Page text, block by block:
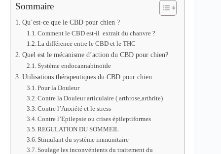
Sommaire
Qu’est-ce que le CBD pour chien ?
Comment le CBD est-il extrait du chanvre ?
La différence entre le CBD et le THC
Quel est le mécanisme d’action du CBD pour chien?
Système endocannabinoïde
Utilisations thérapeutiques du CBD pour chien
Pour la Douleur
Contre la Douleur articulaire ( arthrose,arthrite)
Contre l’Anxiété et le stress
Contre l’Epilepsie ou crises épileptiformes
REGULATION DU SOMMEIL
Stimulant du système immunitaire
Soulage les inconvénients du traitement du